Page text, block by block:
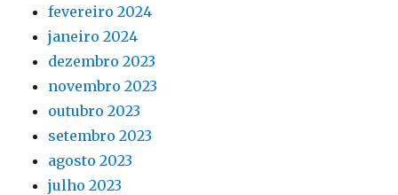
fevereiro 2024
janeiro 2024
dezembro 2023
novembro 2023
outubro 2023
setembro 2023
agosto 2023
julho 2023